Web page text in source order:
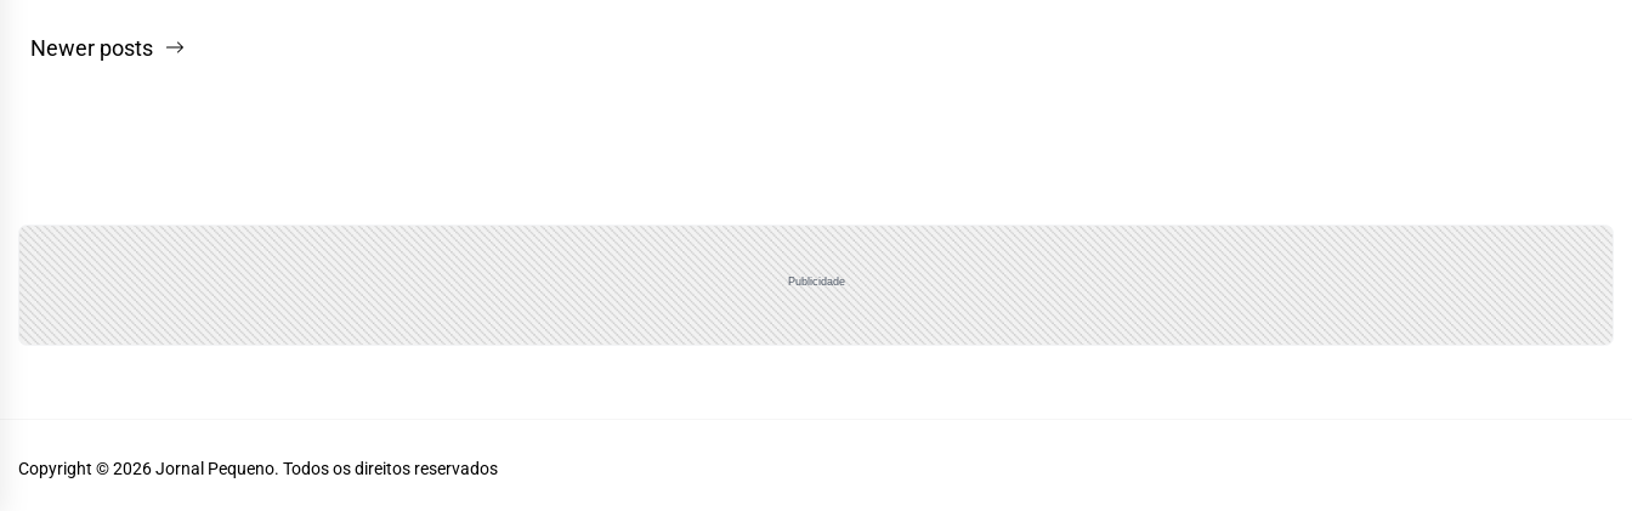
Navegação
Newer posts
Publicidade
Copyright © 2026Jornal Pequeno. Todos os direitos reservados